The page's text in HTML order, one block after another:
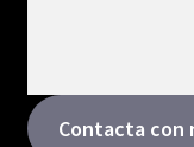
Contacta con